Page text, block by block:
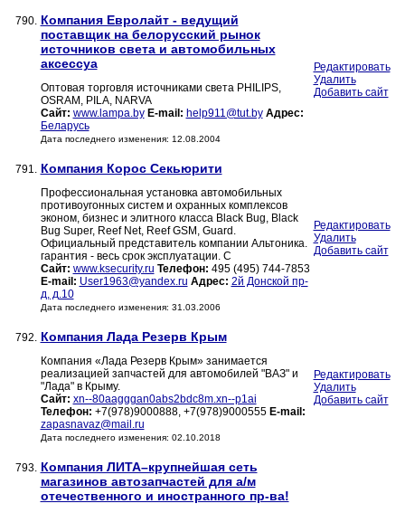
790. Компания Евролайт - ведущий
поставщик на белорусский рынок
источников света и автомобильных
аксессуа
Оптовая торговля источниками света PHILIPS,
OSRAM, PILA, NARVA
Сайт: www.lampa.by E-mail: help911@tut.by Адрес:
Беларусь
Дата последнего изменения: 12.08.2004
Редактировать
Удалить
Добавить сайт
791. Компания Корос Секьюрити
Профессиональная установка автомобильных
противоугонных систем и охранных комплексов
эконом, бизнес и элитного класса Black Bug, Black
Bug Super, Reef Net, Reef GSM, Guard.
Официальный представитель компании Альтоника.
гарантия - весь срок эксплуатации. С
Сайт: www.ksecurity.ru Телефон: 495 (495) 744-7853
E-mail: User1963@yandex.ru Адрес: 2й Донской пр-
д, д.10
Дата последнего изменения: 31.03.2006
Редактировать
Удалить
Добавить сайт
792. Компания Лада Резерв Крым
Компания «Лада Резерв Крым» занимается
реализацией запчастей для автомобилей "ВАЗ" и
"Лада" в Крыму.
Сайт: xn--80aagggan0abs2bdc8m.xn--p1ai
Телефон: +7(978)9000888, +7(978)9000555 E-mail:
zapasnavaz@mail.ru
Дата последнего изменения: 02.10.2018
Редактировать
Удалить
Добавить сайт
793. Компания ЛИТА–крупнейшая сеть
магазинов автозапчастей для а/м
отечественного и иностранного пр-ва!